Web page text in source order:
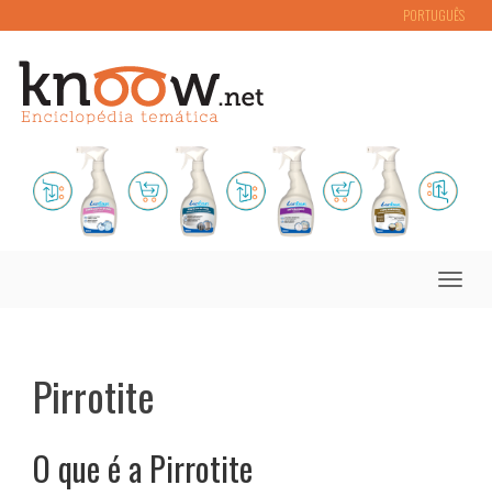
PORTUGUÊS
Toggle
Pirrotite
O que é a Pirrotite